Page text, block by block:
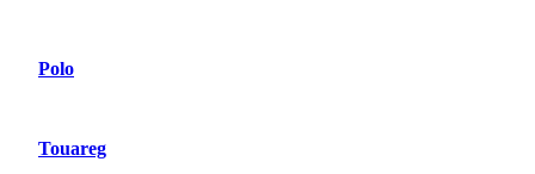
Polo
Touareg